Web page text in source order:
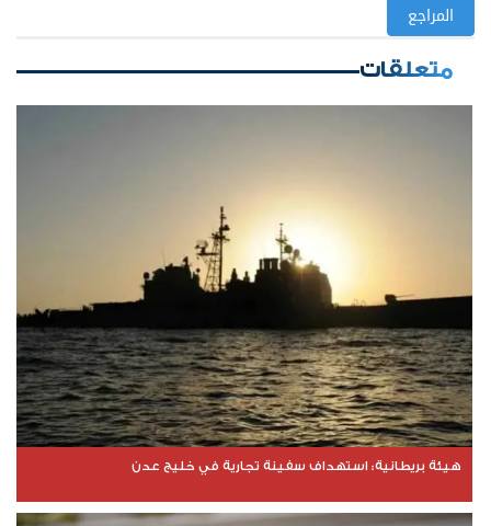
المراجع
متعلقات
هيئة بريطانية: استهداف سفينة تجارية في خليج عدن